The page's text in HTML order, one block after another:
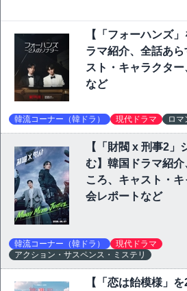
【「フォーハンズ
ラマ紹介、全話あ
スト・キャラクタ
など
韓流コーナー（韓ドラ） 現代ドラマ ロマ
【「財閥 x 刑事2」
む】韓国ドラマ紹
ころ、キャスト・
会レポートなど
韓流コーナー（韓ドラ）
現代ドラマ
アクション・サスペンス・ミステリ
【「恋は飴模様」